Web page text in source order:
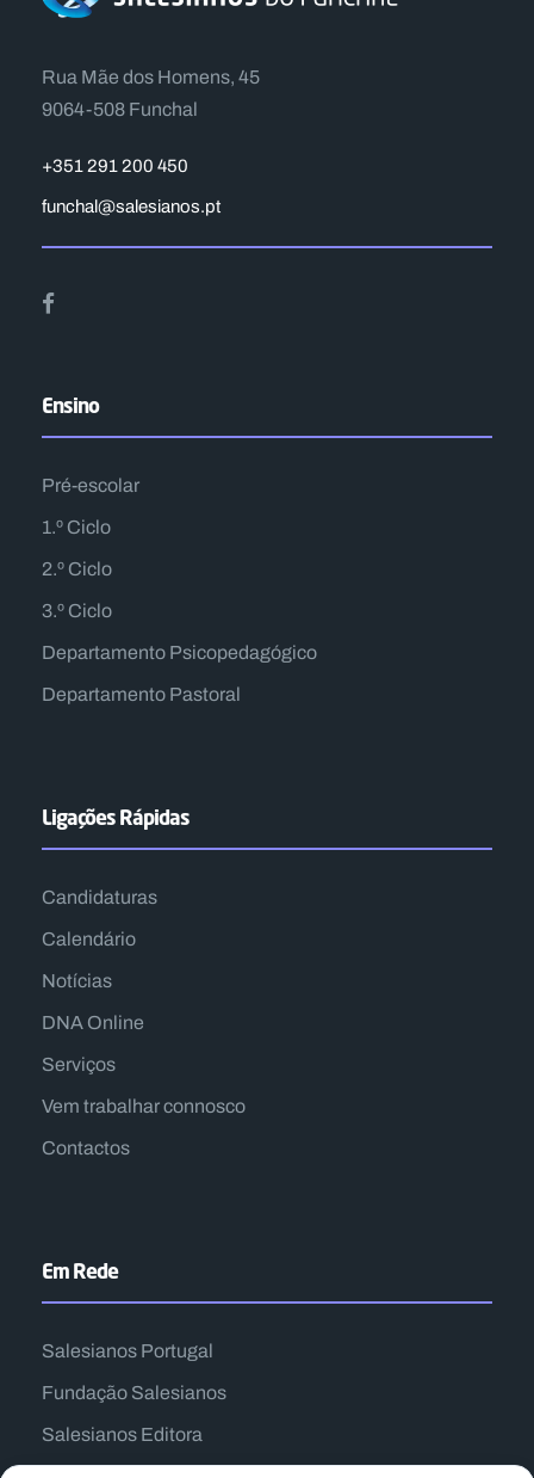
Rua Mãe dos Homens, 45
9064-508 Funchal
+351 291 200 450
funchal@salesianos.pt
Ensino
Pré-escolar
1.º Ciclo
2.º Ciclo
3.º Ciclo
Departamento Psicopedagógico
Departamento Pastoral
Ligações Rápidas
Candidaturas
Calendário
Notícias
DNA Online
Serviços
Vem trabalhar connosco
Contactos
Em Rede
Salesianos Portugal
Fundação Salesianos
Salesianos Editora